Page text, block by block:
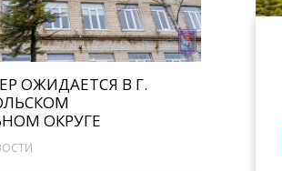
ОЖИДАЕТСЯ В Г.
ОКРУГЕ